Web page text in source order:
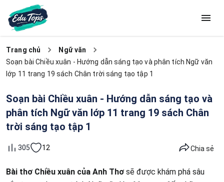
Trang chủ
Ngữ văn
Soạn bài Chiều xuân - Hướng dẫn sáng tạo và phân tích Ngữ văn
lớp 11 trang 19 sách Chân trời sáng tạo tập 1
Soạn bài Chiều xuân - Hướng dẫn sáng tạo và
phân tích Ngữ văn lớp 11 trang 19 sách Chân
trời sáng tạo tập 1
305 12 Chia sẻ
Bài thơ Chiều xuân của Anh Thơ sẽ được khám phá sâu